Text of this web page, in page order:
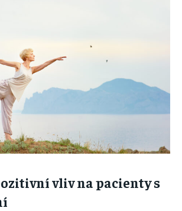
vliv na pacienty s